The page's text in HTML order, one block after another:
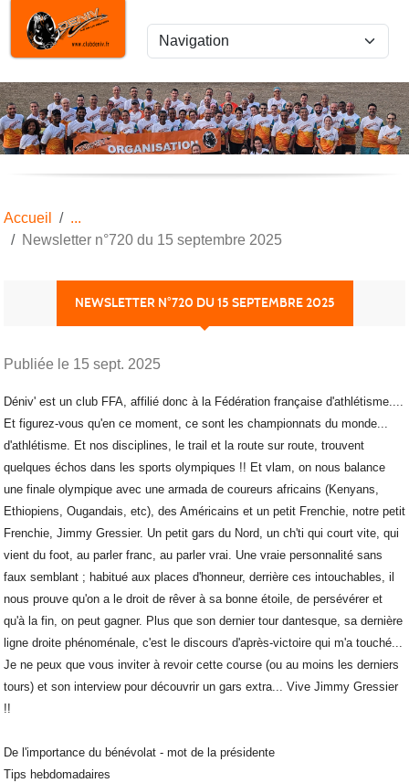
Accueil
Newsletter n°720 du 15 septembre 2025
NEWSLETTER N°720 DU 15 SEPTEMBRE 2025
Publiée le 15 sept. 2025
Déniv' est un club FFA, affilié donc à la Fédération française d'athlétisme....
Et figurez-vous qu'en ce moment, ce sont les championnats du monde...
d'athlétisme. Et nos disciplines, le trail et la route sur route, trouvent
quelques échos dans les sports olympiques !! Et vlam, on nous balance
une finale olympique avec une armada de coureurs africains (Kenyans,
Ethiopiens, Ougandais, etc), des Américains et un petit Frenchie, notre petit
Frenchie, Jimmy Gressier. Un petit gars du Nord, un ch'ti qui court vite, qui
vient du foot, au parler franc, au parler vrai. Une vraie personnalité sans
faux semblant ; habitué aux places d'honneur, derrière ces intouchables, il
nous prouve qu'on a le droit de rêver à sa bonne étoile, de persévérer et
qu'à la fin, on peut gagner. Plus que son dernier tour dantesque, sa dernière
ligne droite phénoménale, c'est le discours d'après-victoire qui m'a touché...
Je ne peux que vous inviter à revoir cette course (ou au moins les derniers
tours) et son interview pour découvrir un gars extra... Vive Jimmy Gressier
!!
De l'importance du bénévolat - mot de la présidente
Tips hebdomadaires
Panneau de gestion des cookies